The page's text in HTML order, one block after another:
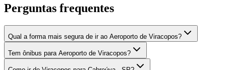
Perguntas frequentes
Qual a forma mais segura de ir ao Aeroporto de Viracopos?
Tem ônibus para Aeroporto de Viracopos?